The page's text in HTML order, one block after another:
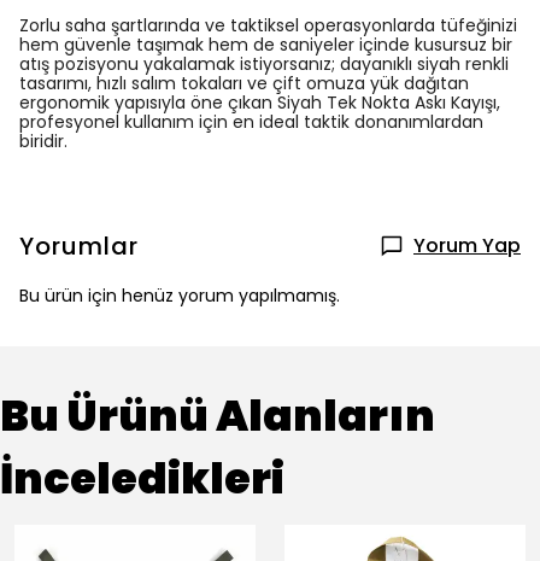
Zorlu saha şartlarında ve taktiksel operasyonlarda tüfeğinizi
hem güvenle taşımak hem de saniyeler içinde kusursuz bir
atış pozisyonu yakalamak istiyorsanız; dayanıklı siyah renkli
tasarımı, hızlı salım tokaları ve çift omuza yük dağıtan
ergonomik yapısıyla öne çıkan Siyah Tek Nokta Askı Kayışı,
profesyonel kullanım için en ideal taktik donanımlardan
biridir.
Yorumlar Yorum Yap
Bu ürün için henüz yorum yapılmamış.
Bu Ürünü Alanların
İnceledikleri